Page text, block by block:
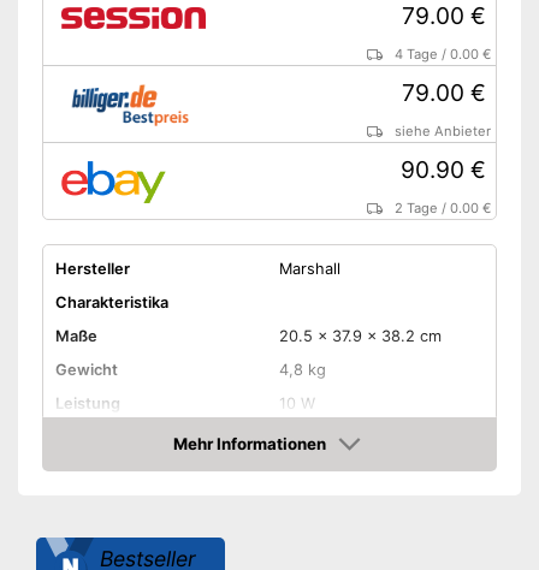
79.00 €
4 Tage /0.00 €
79.00 €
siehe Anbieter
90.90 €
2 Tage /0.00 €
Hersteller
Marshall
Charakteristika
Maße
20.5 x 37.9 x 38.2 cm
Gewicht
4,8 kg
Leistung
10 W
Anzahl Lautsprecher
Regler
- Volume
Mehr Informationen
Amazon
Bestseller